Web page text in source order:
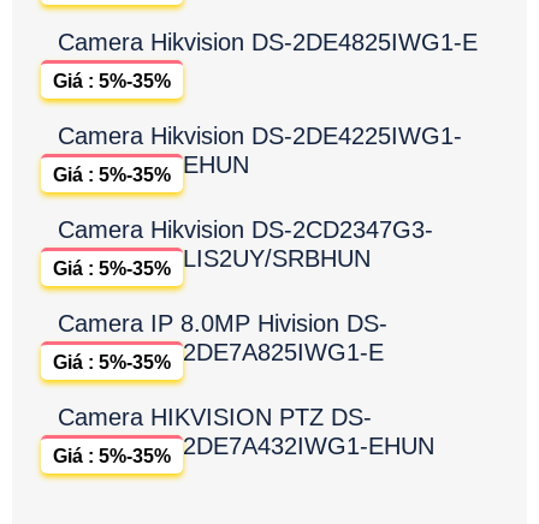
Camera Hikvision DS-2DE4825IWG1-E
Giá : 5%-35%
Camera Hikvision DS-2DE4225IWG1-
EHUN
Giá : 5%-35%
Camera Hikvision DS-2CD2347G3-
LIS2UY/SRBHUN
Giá : 5%-35%
Camera IP 8.0MP Hivision DS-
2DE7A825IWG1-E
Giá : 5%-35%
Camera HIKVISION PTZ DS-
2DE7A432IWG1-EHUN
Giá : 5%-35%